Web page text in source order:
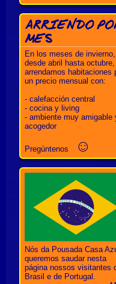
ARRIENDO
MES
En los meses de invierno,
desde abril hasta octubre,
arrendamos habitaciones
un precio mensual con:
- calefacción central
- cocina y living
- ambiente muy amigable
acogedor
Pregúntenos ☺
Nós da Pousada Casa
queremos saudar nesta
página nossos visitantes
Brasil e de Portugal.